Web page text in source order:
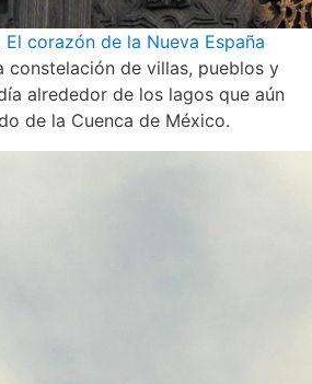
corazón de la Nueva España
constelación de villas, pueblos y
alrededor de los lagos que aún
de la Cuenca de México.